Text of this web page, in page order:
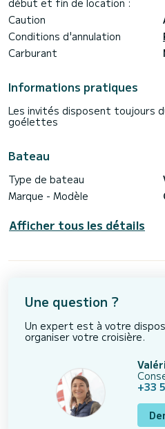
Caution
Conditions d'annulation
Carburant
Informations pratiques
Les invités disposent toujours
goélettes
Bateau
Type de bateau
Marque - Modèle
Afficher tous les détails
Une question ?
Un expert est à votre
organiser votre croisière.
+33